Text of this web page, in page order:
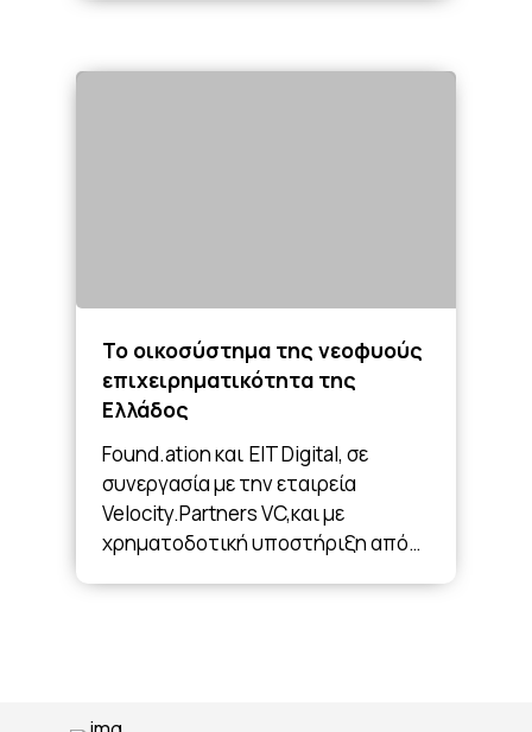
Το οικοσύστημα της νεοφυούς
επιχειρηματικότητα της
Ελλάδος
Found.ation και EIT Digital, σε
συνεργασία με την εταιρεία
Velocity.Partners VC,και με
χρηματοδοτική υποστήριξη από…